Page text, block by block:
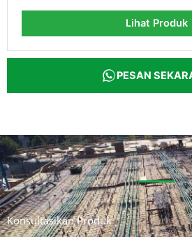
Lihat Produk
PESAN
Konsultasikan Produk